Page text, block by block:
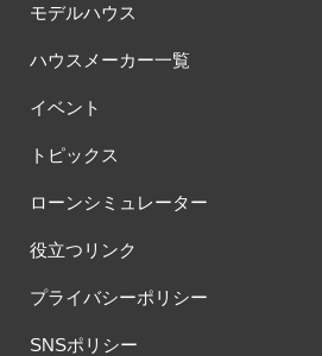
モデルハウス
ハウスメーカー一覧
イベント
トピックス
ローンシミュレーター
役立つリンク
プライバシーポリシー
SNSポリシー